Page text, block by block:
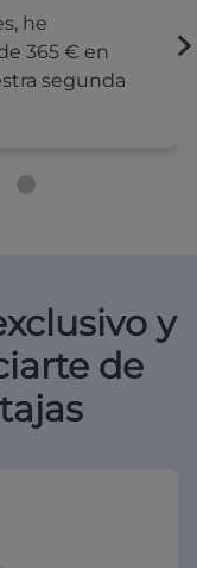
he
365 € en
segunda
y
de